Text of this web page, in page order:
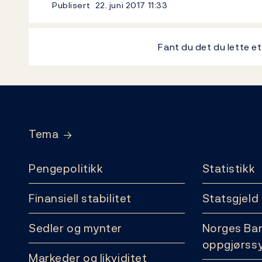
Publisert 22. juni 2017 11:33
Fant du det du lette
Tema
Pengepolitikk
Finansiell stabilitet
Sedler og mynter
Markeder og likviditet
Statistikk
Statsgjeld
Norges